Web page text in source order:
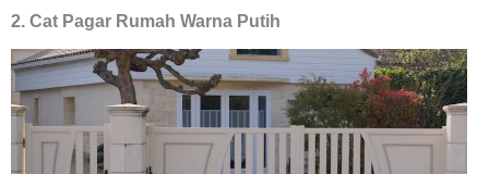
2. Cat Pagar Rumah Warna Putih